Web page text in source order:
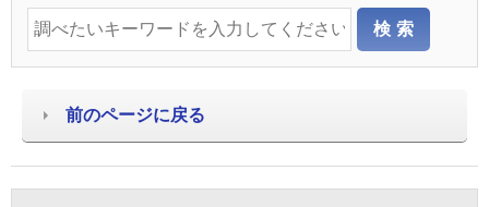
前のページに戻る